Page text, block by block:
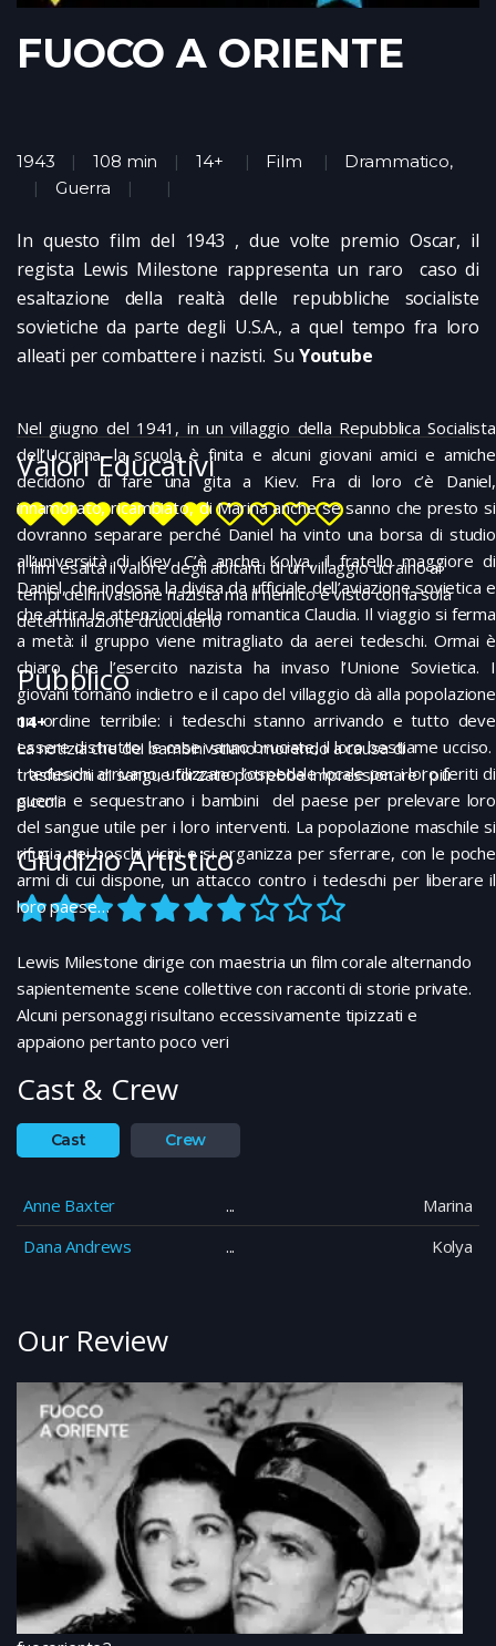
FUOCO A ORIENTE
1943 108 min 14+ Film Drammatico,
Guerra
In questo film del 1943 , due volte premio Oscar, il
regista Lewis Milestone rappresenta un raro caso di
esaltazione della realtà delle repubbliche socialiste
sovietiche da parte degli U.S.A., a quel tempo fra loro
alleati per combattere i nazisti. Su Youtube
Nel giugno del 1941, in un villaggio della Repubblica Socialista
dell’Ucraina, la scuola è finita e alcuni giovani amici e amiche
decidono di fare una gita a Kiev. Fra di loro c’è Daniel,
innamorato, ricambiato, di Marina anche se sanno che presto si
dovranno separare perché Daniel ha vinto una borsa di studio
all’università di Kiev. C’è anche Kolya, il fratello maggiore di
Daniel, che indossa la divisa da ufficiale dell’aviazione sovietica e
che attira le attenzioni della romantica Claudia. Il viaggio si ferma
a metà: il gruppo viene mitragliato da aerei tedeschi. Ormai è
chiaro che l’esercito nazista ha invaso l’Unione Sovietica. I
giovani tornano indietro e il capo del villaggio dà alla popolazione
un ordine terribile: i tedeschi stanno arrivando e tutto deve
essere distrutto: le case vanno bruciate, il loro bestiame ucciso.
I tedeschi arrivano, utilizzano l’ospedale locale per i loro feriti di
guerra e sequestrano i bambini del paese per prelevare loro
del sangue utile per i loro interventi. La popolazione maschile si
rifugia nei boschi vicini e si organizza per sferrare, con le poche
armi di cui dispone, un attacco contro i tedeschi per liberare il
loro paese…
Valori Educativi
Il film esalta il valore degli abitanti di un villaggio ucraino ai
tempi dell’invasione nazista ma il nemico è visto con la sola
determinazione di ucciderlo
Pubblico
14+
La notizia che dei bambini stiano morendo a causa di
trasfusioni di sangue forzate potrebbe impressionare i più
piccoli
Giudizio Artistico
Lewis Milestone dirige con maestria un film corale alternando
sapientemente scene collettive con racconti di storie private.
Alcuni personaggi risultano eccessivamente tipizzati e
appaiono pertanto poco veri
Cast & Crew
Cast Crew
Anne Baxter
Marina
Dana Andrews
Kolya
Our Review